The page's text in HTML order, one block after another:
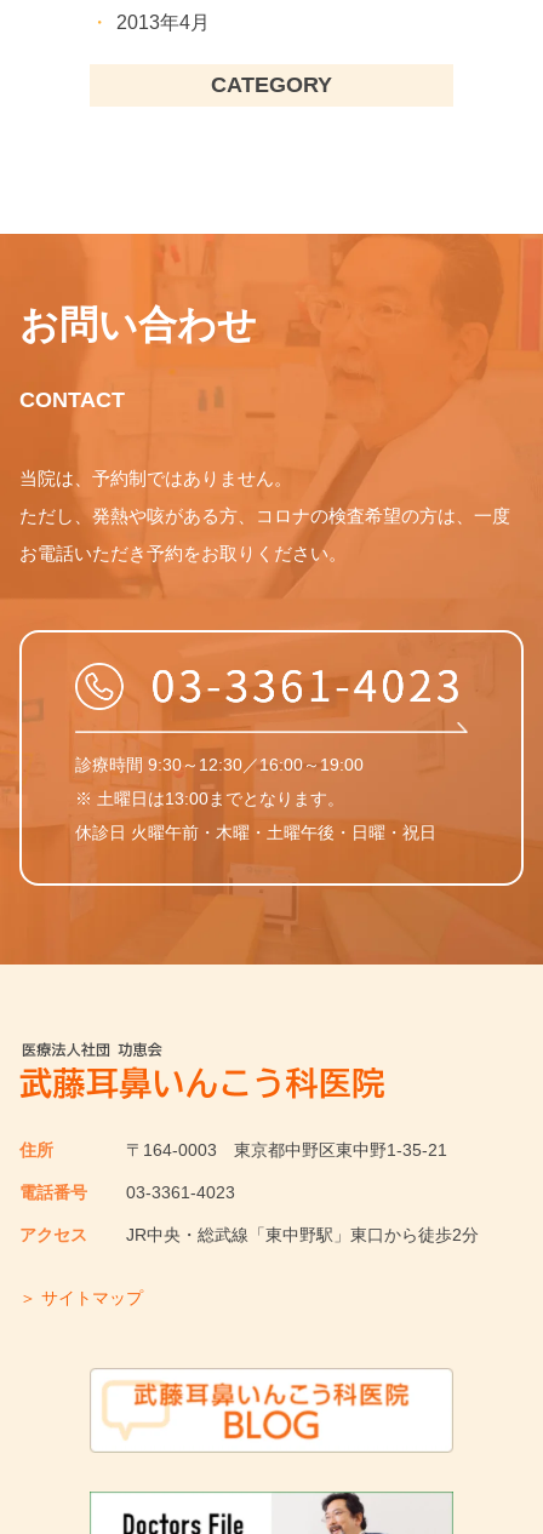
2013年4月
CATEGORY
お問い合わせ
CONTACT
当院は、予約制ではありません。
ただし、発熱や咳がある方、コロナの検査希望の方は、一度
お電話いただき予約をお取りください。
診療時間 9:30～12:30／16:00～19:00
※ 土曜日は13:00までとなります。
休診日 火曜午前・木曜・土曜午後・日曜・祝日
住所 〒164-0003 東京都中野区東中野1-35-21
電話番号 03-3361-4023
アクセス JR中央・総武線「東中野駅」東口から徒歩2分
＞ サイトマップ